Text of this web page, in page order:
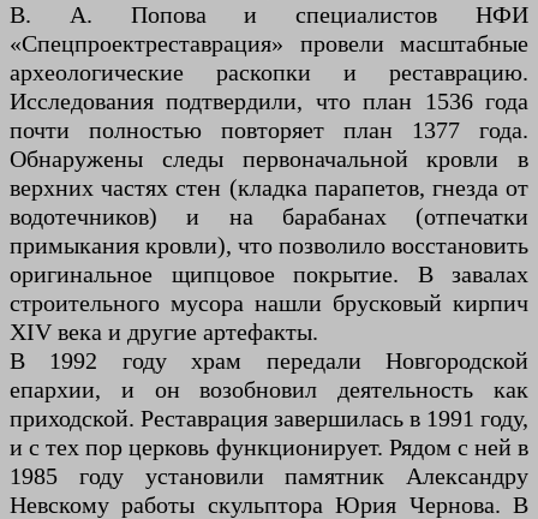
В. А. Попова и специалистов НФИ
«Спецпроектреставрация» провели масштабные
археологические раскопки и реставрацию.
Исследования подтвердили, что план 1536 года
почти полностью повторяет план 1377 года.
Обнаружены следы первоначальной кровли в
верхних частях стен (кладка парапетов, гнезда от
водотечников) и на барабанах (отпечатки
примыкания кровли), что позволило восстановить
оригинальное щипцовое покрытие. В завалах
строительного мусора нашли брусковый кирпич
XIV века и другие артефакты.
В 1992 году храм передали Новгородской
епархии, и он возобновил деятельность как
приходской. Реставрация завершилась в 1991 году,
и с тех пор церковь функционирует. Рядом с ней в
1985 году установили памятник Александру
Невскому работы скульптора Юрия Чернова. В